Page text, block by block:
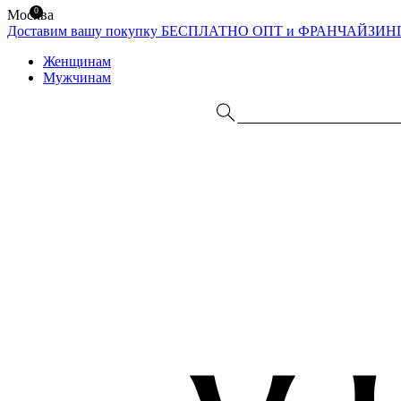
Москва
Доставим вашу покупку БЕСПЛАТНО ОПТ и
Женщинам
Мужчинам
0